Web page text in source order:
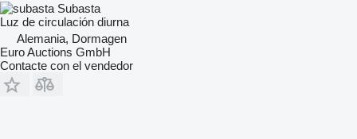
Subasta
Luz de circulación diurna
Alemania, Dormagen
Euro Auctions GmbH
Contacte con el vendedor